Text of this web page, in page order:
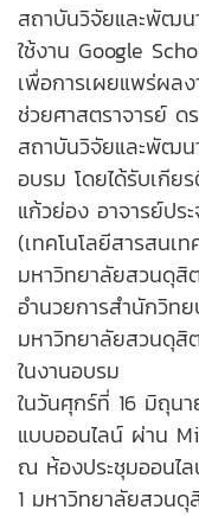
สถาบันวิจัยและพัฒ
ใช้งาน Google
เพื่อการเผยแพร่ผล
ช่วยศาสตราจารย์ ด
สถาบันวิจัยและพัฒน
อบรม โดยได้รับเกี
แก้วย่อง อาจารย์ป
(เทคโนโลยีสารสนเ
มหาวิทยาลัยสวนดุ
อำนวยการสำนักวิทย
มหาวิทยาลัยสวนดุสิ
ในงานอบรม
ในวันศุกร์ที่ 16 มิถุน
แบบออนไลน์ ผ่าน
ณ ห้องประชุมออนไ
1 มหาวิทยาลัยสวนดุ